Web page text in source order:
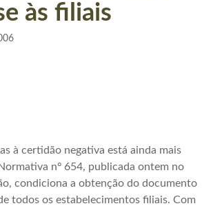
às filiais
à certidão negativa está ainda mais
nº 654, publicada ontem no
condiciona a obtenção do documento
todos os estabelecimentos filiais. Com